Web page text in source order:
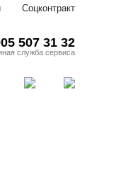
Соцконтракт
507 31 32
служба сервиса